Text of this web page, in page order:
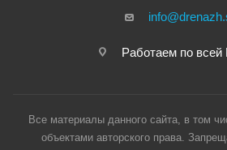
Работаем по всей
Все материалы данного сайта, в том
объектами авторского права.